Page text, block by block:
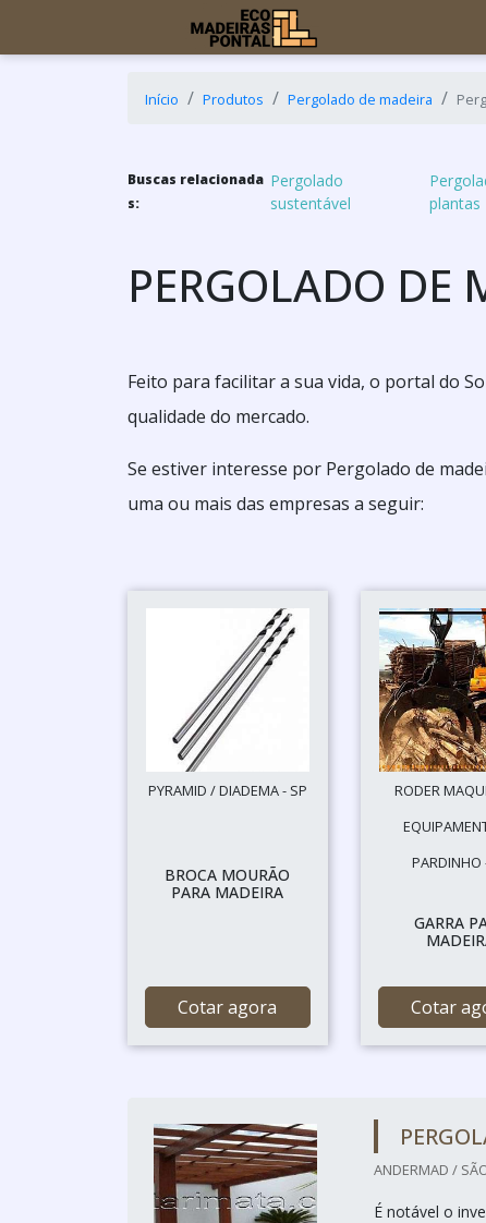
Início Produtos Pergolado de madeira
Buscas relacionada
s:
Pergolado
sustentável
plantas
PERGOLADO DE
Feito para facilitar a sua vida, o portal do
qualidade do mercado.
Se estiver interesse por Pergolado de
uma ou mais das empresas a seguir:
PYRAMID / DIADEMA - SP
BROCA MOURÃO
PARA MADEIRA
Cotar agora
RODER
PARDINHO
GARRA
Cotar
ANDERMAD /
É notável o